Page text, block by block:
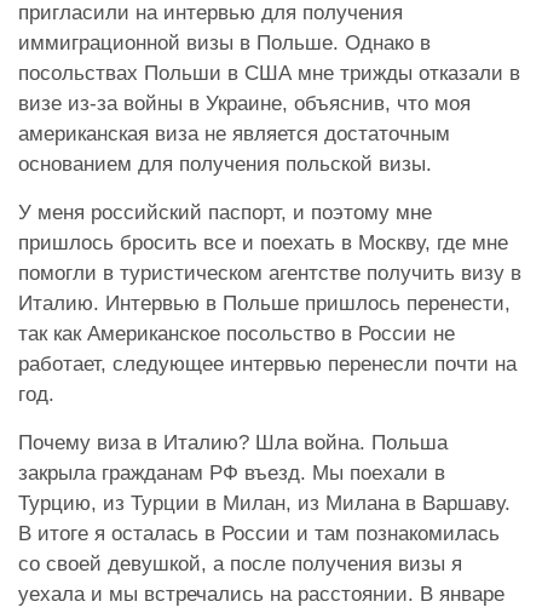
пригласили на интервью для получения
иммиграционной визы в Польше. Однако в
посольствах Польши в США мне трижды отказали в
визе из-за войны в Украине, объяснив, что моя
американская виза не является достаточным
основанием для получения польской визы.
У меня российский паспорт, и поэтому мне
пришлось бросить все и поехать в Москву, где мне
помогли в туристическом агентстве получить визу в
Италию. Интервью в Польше пришлось перенести,
так как Американское посольство в России не
работает, следующее интервью перенесли почти на
год.
Почему виза в Италию? Шла война. Польша
закрыла гражданам РФ въезд. Мы поехали в
Турцию, из Турции в Милан, из Милана в Варшаву.
В итоге я осталась в России и там познакомилась
со своей девушкой, а после получения визы я
уехала и мы встречались на расстоянии. В январе